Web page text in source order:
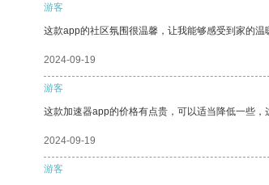
游客
这款app的社区氛围很温馨，让我能够感受到家的温
2024-09-19
游客
这款加速器app的价格有点贵，可以适当降低一些，
2024-09-19
游客